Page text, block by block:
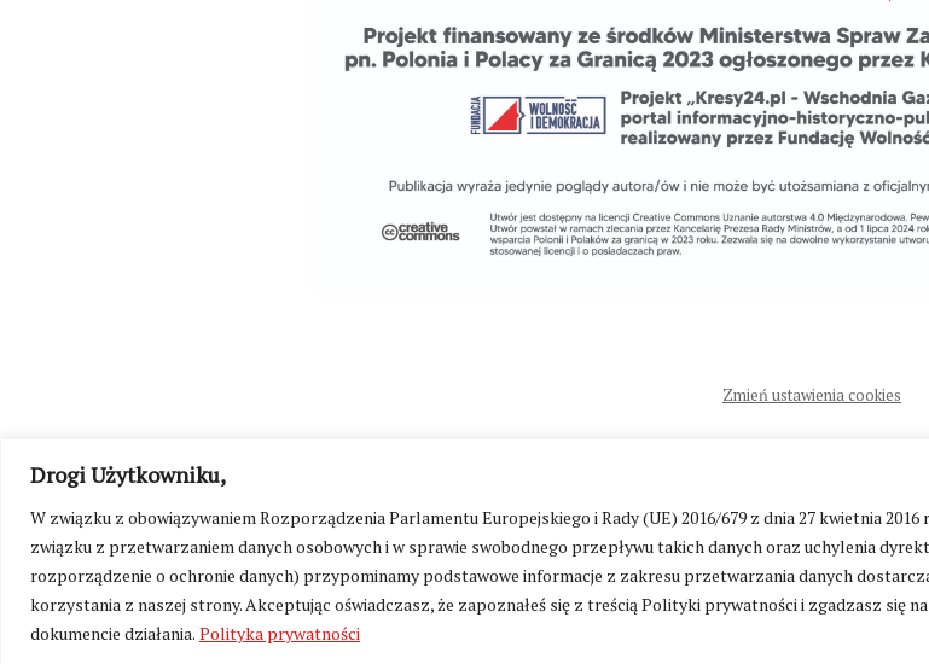
Drogi Użytkowniku,
W związku z obowiązywaniem Rozporządzenia Parlamentu Europejskiego i Rady (UE) 2016/679 z dnia 27 kwietnia
związku z przetwarzaniem danych osobowych i w sprawie swobodnego przepływu takich danych oraz uchylenia
rozporządzenie o ochronie danych) przypominamy podstawowe informacje z zakresu przetwarzania danych
korzystania z naszej strony. Akceptując oświadczasz, że zapoznałeś się z treścią Polityki prywatności i zgadzasz się
dokumencie działania. Polityka prywatności
Zmień ustawienia cookies
©Kresy24.pl2026. Wszelkie Prawa Zastrzeżone.